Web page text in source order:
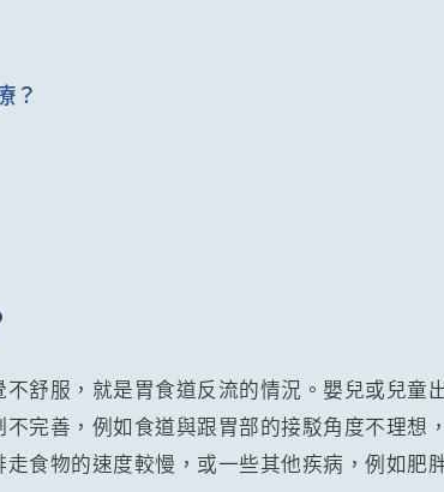
？
舒服，就是胃食道反流的情況。嬰兒或兒童
完善，例如食道與跟胃部的接駁角度不理想
食物的速度較慢，或一些其他疾病，例如肥